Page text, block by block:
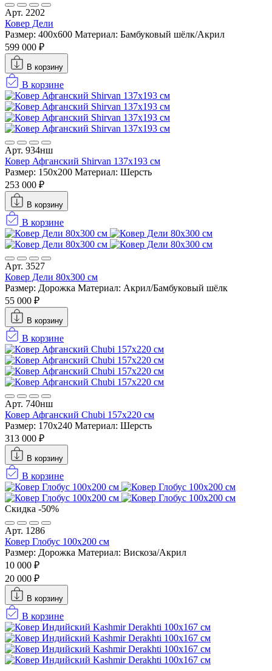
Арт. 2202
Ковер Дели
Размер: 400x600 Материал: Бамбуковый шёлк/Акрил
599 000 ₽
В корзину
В корзине
Арт. 934нш
Ковер Афганский Shirvan 137x193 см
Размер: 150x200 Материал: Шерсть
253 000 ₽
В корзину
В корзине
Арт. 3527
Ковер Дели 80х300 см
Размер: Дорожка Материал: Акрил/Бамбуковый шёлк
55 000 ₽
В корзину
В корзине
Арт. 740нш
Ковер Афганский Chubi 157x220 см
Размер: 170x240 Материал: Шерсть
313 000 ₽
В корзину
В корзине
Скидка -50%
Арт. 1286
Ковер Глобус 100х200 см
Размер: Дорожка Материал: Вискоза/Акрил
10 000 ₽
20 000 ₽
В корзину
В корзине